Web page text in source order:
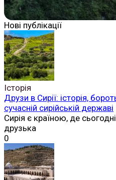
Нові публікації
Історія
Друзи в Сирії: історія,
сучасній сирійській державі
Сирія є країною, де
друзька
0